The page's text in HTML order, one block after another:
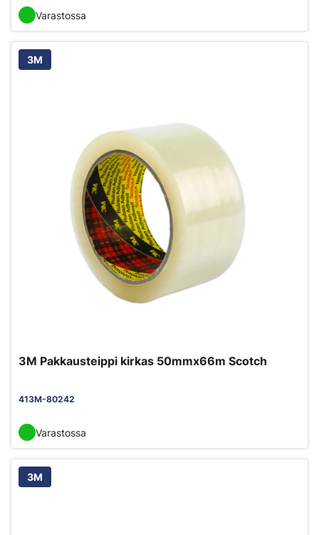
Varastossa
3M
3M Pakkausteippi kirkas 50mmx66m Scotch
413M-80242
Varastossa
3M